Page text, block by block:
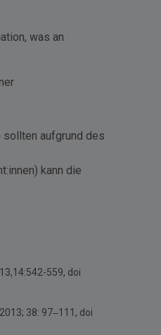
was an
sollten aufgrund des
kann die
559, doi
38: 97–111, doi